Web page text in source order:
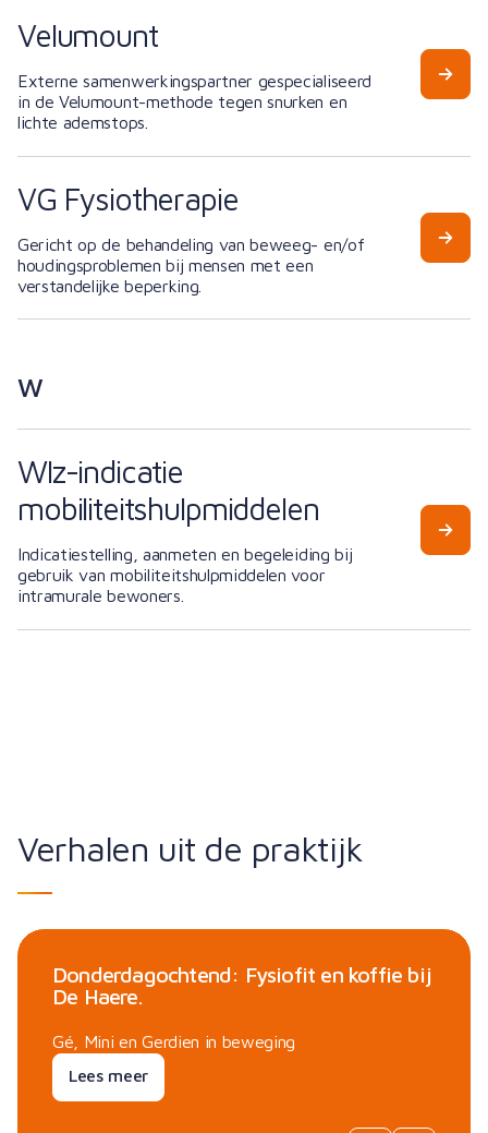
Velumount
Externe samenwerkingspartner gespecialiseerd
in de Velumount-methode tegen snurken en
lichte ademstops.
VG Fysiotherapie
Gericht op de behandeling van beweeg- en/of
houdingsproblemen bij mensen met een
verstandelijke beperking.
W
Wlz-indicatie
mobiliteitshulpmiddelen
Indicatiestelling, aanmeten en begeleiding bij
gebruik van mobiliteitshulpmiddelen voor
intramurale bewoners.
Verhalen uit de praktijk
Donderdagochtend: Fysiofit en koffie bij
De Haere.
Gé, Mini en Gerdien in beweging
Lees meer
Leidy Rutgers
Lees meer